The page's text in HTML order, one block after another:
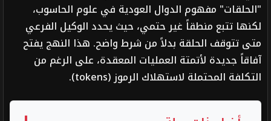
"الحلقات" مفهوم الدوال العودية في علوم الحاسوب،
لكنها تتبع منطقاً غير حتمي، حيث يحدد الوكيل الفرعي
متى تتوقف الحلقة بدلاً من شرط واضح. هذا النهج يفتح
آفاقاً جديدة لأتمتة العمليات المعقدة، على الرغم من
التكلفة المحتملة لاستهلاك الرموز (tokens).